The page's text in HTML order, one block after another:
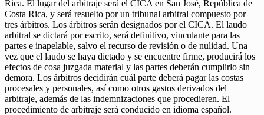
Rica. El lugar del arbitraje será el CICA en San José, República de
Costa Rica, y será resuelto por un tribunal arbitral compuesto por
tres árbitros. Los árbitros serán designados por el CICA. El laudo
arbitral se dictará por escrito, será definitivo, vinculante para las
partes e inapelable, salvo el recurso de revisión o de nulidad. Una
vez que el laudo se haya dictado y se encuentre firme, producirá los
efectos de cosa juzgada material y las partes deberán cumplirlo sin
demora. Los árbitros decidirán cuál parte deberá pagar las costas
procesales y personales, así como otros gastos derivados del
arbitraje, además de las indemnizaciones que procedieren. El
procedimiento de arbitraje será conducido en idioma español.